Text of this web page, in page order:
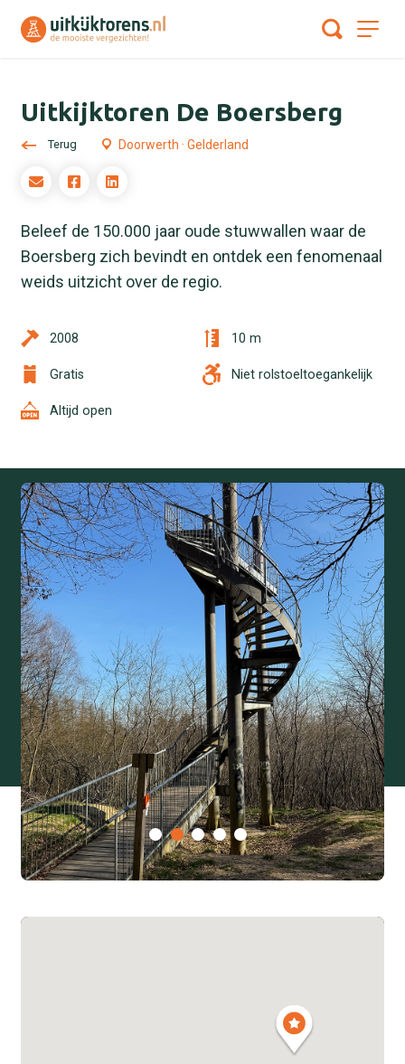
Uitkijktoren De Boersberg
Terug Doorwerth · Gelderland
Beleef de 150.000 jaar oude stuwwallen waar de
Boersberg zich bevindt en ontdek een fenomenaal
weids uitzicht over de regio.
2008 10 m
Gratis Niet rolstoeltoegankelijk
Altijd open